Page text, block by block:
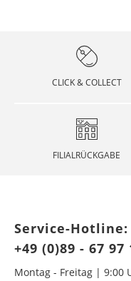
CLICK & COLLECT
FILIALRÜCKGABE
Service-Hotline:
+49 (0)89 - 67 97
Montag - Freitag | 9:00